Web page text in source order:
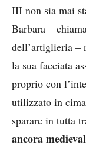
III non sia mai
Barbara –
dell’artiglieria –
la sua facciata
proprio con
utilizzato in
sparare in tutta
ancora